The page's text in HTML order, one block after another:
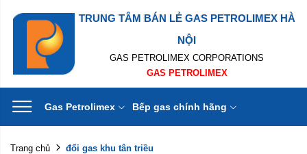
TRUNG TÂM BÁN LẺ GAS PETROLIMEX HÀ
NỘI
GAS PETROLIMEX CORPORATIONS
GAS PETROLIMEX
Gas Petrolimex Bếp gas chính hãng
Trang chủ đổi gas khu tân triều